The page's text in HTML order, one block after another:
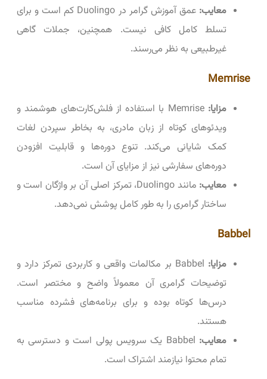
معایب:
عمق آموزش گرامر در Duolingo کم است و برای
تسلط کامل کافی نیست. همچنین، جملات گاهی
غیرطبیعی به نظر می‌رسند.
Memrise
مزایا:
Memrise با استفاده از فلش‌کارت‌های هوشمند و
ویدئوهای کوتاه از زبان مادری، به بخاطر سپردن لغات
کمک شایانی می‌کند. تنوع دوره‌ها و قابلیت افزودن
دوره‌های سفارشی نیز از مزایای آن است.
معایب:
مانند Duolingo، تمرکز اصلی آن بر واژگان است و
ساختار گرامری را به طور کامل پوشش نمی‌دهد.
Babbel
مزایا:
Babbel بر مکالمات واقعی و کاربردی تمرکز دارد و
توضیحات گرامری آن معمولاً واضح و مختصر است.
درس‌ها کوتاه بوده و برای برنامه‌های فشرده مناسب
هستند.
معایب:
Babbel یک سرویس پولی است و دسترسی به
تمام محتوا نیازمند اشتراک است.